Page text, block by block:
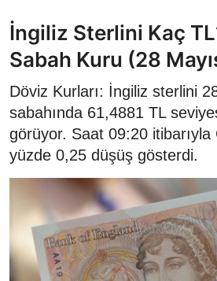
İngiliz Sterlini Kaç
Sabah Kuru (28
Döviz Kurları: İngiliz sterlini
sabahında 61,4881 TL
görüyor. Saat 09:20 itibarıyla
yüzde 0,25 düşüş gösterdi.